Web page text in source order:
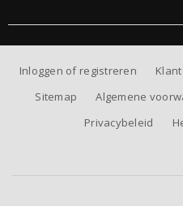
Inloggen of registreren
Sitemap
Algemene
Privacybeleid